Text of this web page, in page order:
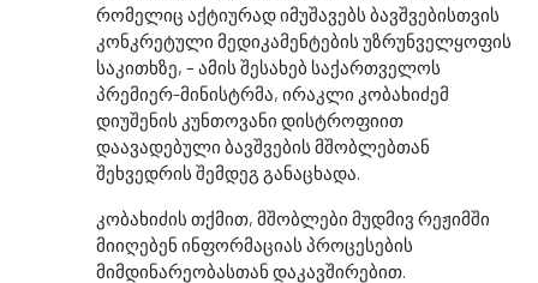
რომელიც აქტიურად იმუშავებს ბავშვებისთვის
კონკრეტული მედიკამენტების უზრუნველყოფის
საკითხზე, – ამის შესახებ საქართველოს
პრემიერ-მინისტრმა, ირაკლი კობახიძემ
დიუშენის კუნთოვანი დისტროფიით
დაავადებული ბავშვების მშობლებთან
შეხვედრის შემდეგ განაცხადა.
კობახიძის თქმით, მშობლები მუდმივ რეჟიმში
მიიღებენ ინფორმაციას პროცესების
მიმდინარეობასთან დაკავშირებით.